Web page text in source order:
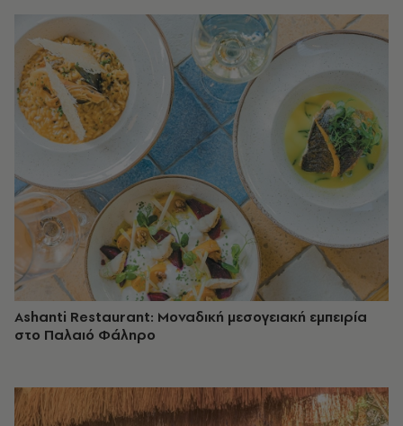
Ashanti Restaurant: Μοναδική μεσογειακή εμπειρία
στο Παλαιό Φάληρο